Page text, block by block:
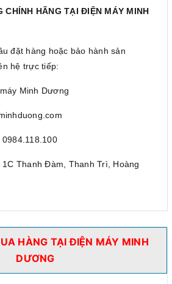
CHÍNH HÃNG TẠI ĐIỆN MÁY MINH
đặt hàng hoặc bảo hành sản
hệ trực tiếp:
Minh Dương
Thanh Đàm, Thanh Trì, Hoàng
HÀNG TẠI ĐIỆN MÁY MINH
DƯƠNG